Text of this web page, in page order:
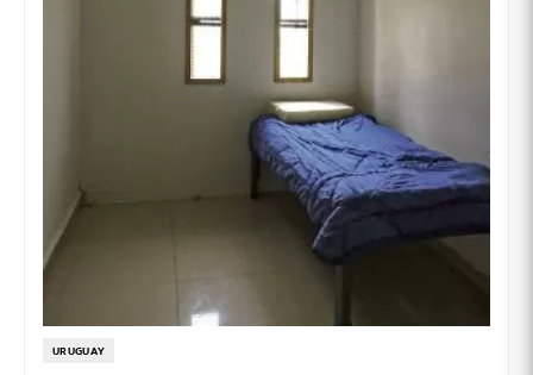
URUGUAY